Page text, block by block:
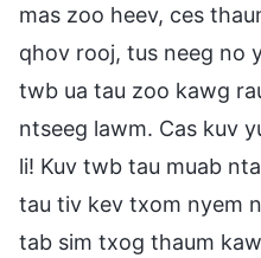
mas zoo heev, ces
qhov rooj, tus neeg no
twb ua tau zoo kawg
ntseeg lawm. Cas kuv
li! Kuv twb tau muab
tau tiv kev txom nyem
tab sim txog thaum